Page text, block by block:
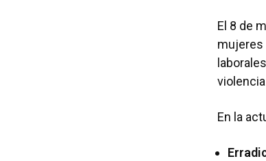
El 8 de
mujeres
En la